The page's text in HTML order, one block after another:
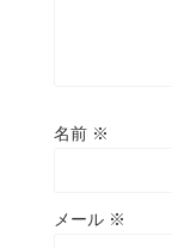
名前 ※
メール ※